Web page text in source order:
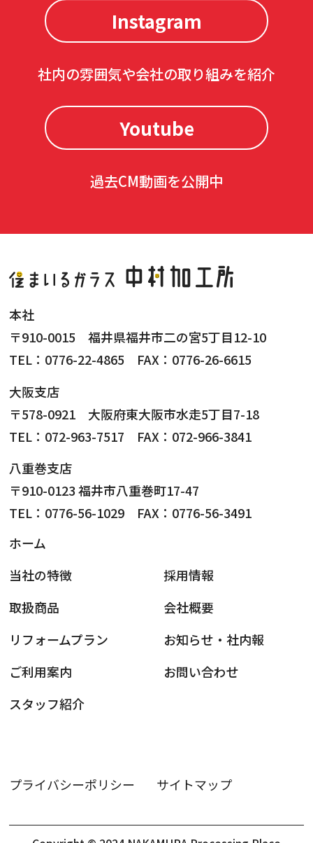
Instagram
社内の雰囲気や会社の取り組みを紹介
Youtube
過去CM動画を公開中
本社
〒910-0015 福井県福井市二の宮5丁目12-10
TEL：0776-22-4865 FAX：0776-26-6615
大阪支店
〒578-0921 大阪府東大阪市水走5丁目7-18
TEL：072-963-7517 FAX：072-966-3841
八重巻支店
〒910-0123 福井市八重巻町17-47
TEL：0776-56-1029 FAX：0776-56-3491
ホーム
当社の特徴
取扱商品
リフォームプラン
ご利用案内
スタッフ紹介
採用情報
会社概要
お知らせ・社内報
お問い合わせ
プライバシーポリシー サイトマップ